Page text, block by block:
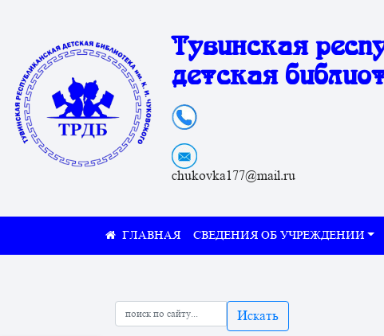
Тувинская
детская
chukovka177@mail.ru
СВЕДЕНИЯ ОБ УЧРЕЖДЕНИИ
Искать